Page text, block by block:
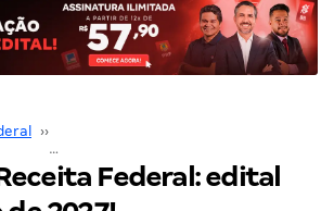
››
Federal: edital